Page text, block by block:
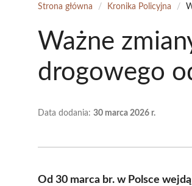
Strona główna / Kronika Policyjna /
Ważne
drogowego
Data dodania: 30 marca 2026 r.
Od 30 marca br. w Polsce